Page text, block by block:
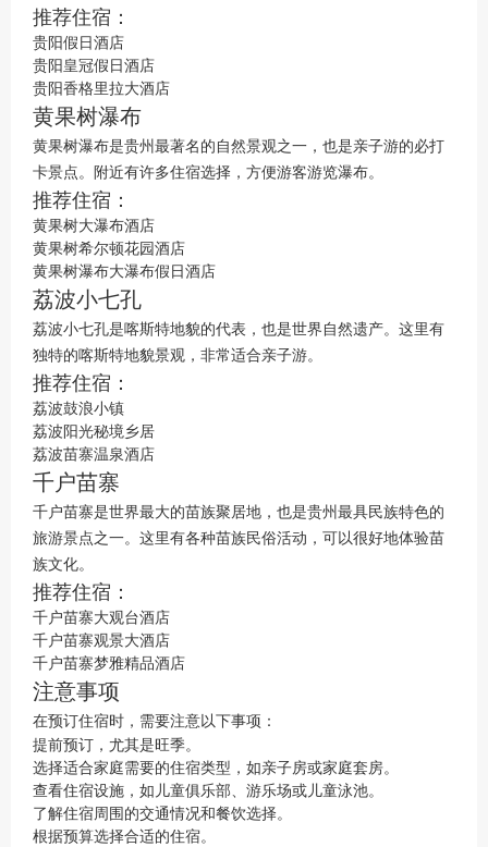
推荐住宿：
贵阳假日酒店
贵阳皇冠假日酒店
贵阳香格里拉大酒店
黄果树瀑布
黄果树瀑布是贵州最著名的自然景观之一，也是亲子游的必打
卡景点。附近有许多住宿选择，方便游客游览瀑布。
推荐住宿：
黄果树大瀑布酒店
黄果树希尔顿花园酒店
黄果树瀑布大瀑布假日酒店
荔波小七孔
荔波小七孔是喀斯特地貌的代表，也是世界自然遗产。这里有
独特的喀斯特地貌景观，非常适合亲子游。
推荐住宿：
荔波鼓浪小镇
荔波阳光秘境乡居
荔波苗寨温泉酒店
千户苗寨
千户苗寨是世界最大的苗族聚居地，也是贵州最具民族特色的
旅游景点之一。这里有各种苗族民俗活动，可以很好地体验苗
族文化。
推荐住宿：
千户苗寨大观台酒店
千户苗寨观景大酒店
千户苗寨梦雅精品酒店
注意事项
在预订住宿时，需要注意以下事项：
提前预订，尤其是旺季。
选择适合家庭需要的住宿类型，如亲子房或家庭套房。
查看住宿设施，如儿童俱乐部、游乐场或儿童泳池。
了解住宿周围的交通情况和餐饮选择。
根据预算选择合适的住宿。